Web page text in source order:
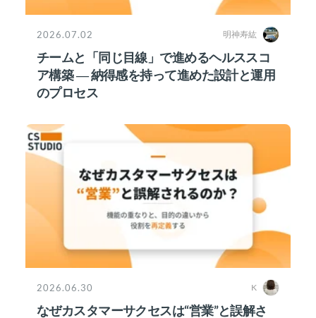
2026.07.02 明神寿紘
チームと「同じ目線」で進めるヘルススコ
ア構築 ― 納得感を持って進めた設計と運用
のプロセス
2026.06.30 K
なぜカスタマーサクセスは“営業”と誤解さ